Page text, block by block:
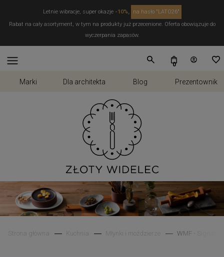
Letnie wibracje, super okazje -10%,
na hasło "LATO26"
Rabat na cały asortyment, w tym na produkty już przecenione. Oferta obowiązuje do
wyczerpania zapasów.
Marki Dla architekta Blog Prezentownik
Strona główna Kuchnia Młynki i moździerze WMF -